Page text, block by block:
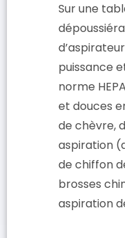
Sur une
puissance
norme
et douces
de chèvre,
aspiration
de chiffon
brosses
aspiration